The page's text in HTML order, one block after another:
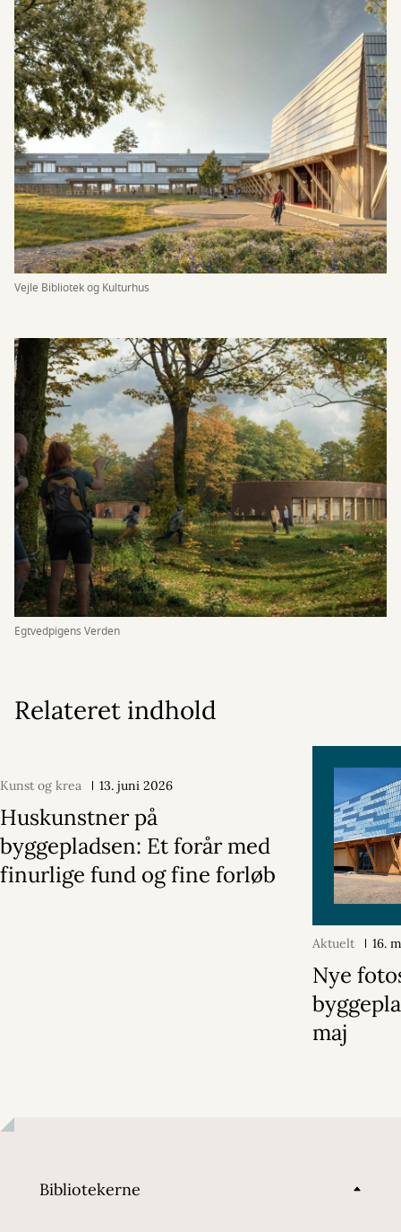
Vejle Bibliotek og Kulturhus
Egtvedpigens Verden
Relateret indhold
Kunst og krea 13. juni 2026
Huskunstner på
byggepladsen: Et forår med
finurlige fund og fine forløb
Aktuelt 16.
Nye
maj
Bibliotekerne